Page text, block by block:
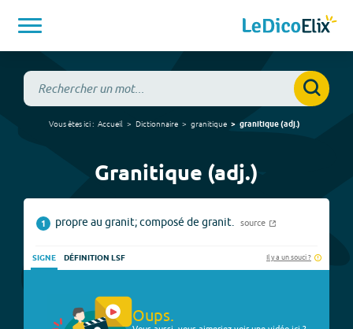
Vous êtes ici : Accueil Dictionnaire granitique granitique(adj.)
Granitique (adj.)
1 propre au granit; composé de granit. source
SIGNE DÉFINITION LSF Il y a un souci ?
Oups.